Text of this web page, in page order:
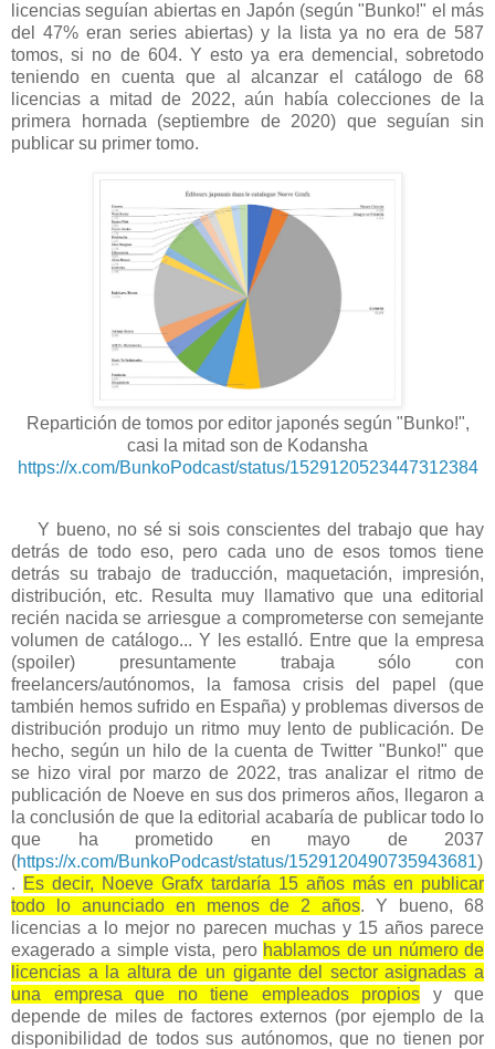
licencias seguían abiertas en Japón (según "Bunko!" el más
del 47% eran series abiertas) y la lista ya no era de 587
tomos, si no de 604. Y esto ya era demencial, sobretodo
teniendo en cuenta que al alcanzar el catálogo de 68
licencias a mitad de 2022, aún había colecciones de la
primera hornada (septiembre de 2020) que seguían sin
publicar su primer tomo.
Repartición de tomos por editor japonés según "Bunko!",
casi la mitad son de Kodansha
https://x.com/BunkoPodcast/status/1529120523447312384
Y bueno, no sé si sois conscientes del trabajo que hay
detrás de todo eso, pero cada uno de esos tomos tiene
detrás su trabajo de traducción, maquetación, impresión,
distribución, etc. Resulta muy llamativo que una editorial
recién nacida se arriesgue a comprometerse con semejante
volumen de catálogo... Y les estalló. Entre que la empresa
(spoiler) presuntamente trabaja sólo con
freelancers/autónomos, la famosa crisis del papel (que
también hemos sufrido en España) y problemas diversos de
distribución produjo un ritmo muy lento de publicación. De
hecho, según un hilo de la cuenta de Twitter "Bunko!" que
se hizo viral por marzo de 2022, tras analizar el ritmo de
publicación de Noeve en sus dos primeros años, llegaron a
la conclusión de que la editorial acabaría de publicar todo lo
que ha prometido en mayo de 2037
(https://x.com/BunkoPodcast/status/1529120490735943681)
. Es decir, Noeve Grafx tardaría 15 años más en publicar
todo lo anunciado en menos de 2 años. Y bueno, 68
licencias a lo mejor no parecen muchas y 15 años parece
exagerado a simple vista, pero hablamos de un número de
licencias a la altura de un gigante del sector asignadas a
una empresa que no tiene empleados propios y que
depende de miles de factores externos (por ejemplo de la
disponibilidad de todos sus autónomos, que no tienen por